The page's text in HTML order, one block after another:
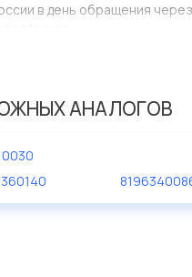
в день обращения
колодки
АНАЛОГОВ